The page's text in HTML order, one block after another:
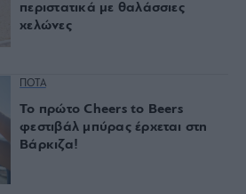
περιστατικά με θαλάσσιες
χελώνες
ΠΟΤΑ
Το πρώτο Cheers to Beers
φεστιβάλ μπύρας έρχεται στη
Βάρκιζα!